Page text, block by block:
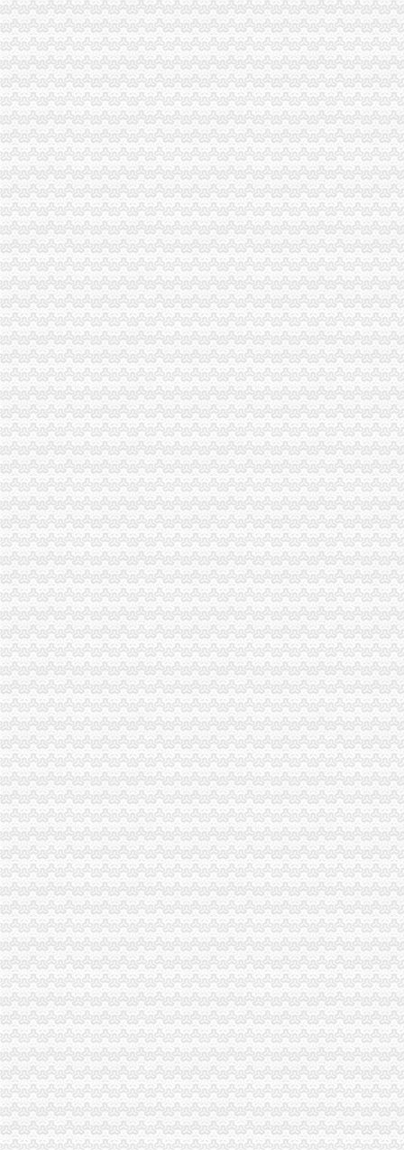
苏州注册公司_苏州代理记账_苏州代办营业执照_苏州新区|吴中区|吴江|
虎丘新区苏州物业资质代理物业公司营业执照办理【今日推荐网-苏州
经开区代办营业执照
经开区工商局颁发批经营场所登记申报承诺制营业执照
浏经开区第一张电子营业执照新鲜出炉了_搜狐财经_搜狐网
注册资金100万的营业执照转让经开区的地址-昆明58同城
【开公司办营业执照哪家快？重庆江北代办营业执照【渝盾】快】
邯郸经开区营业执照办理全程电子化_河北新闻网
长生桥代办营业执照
代办个体户营业执照卫生许可证和税务要多少钱多长时间_卫生_匿名_
广州市长照长有企业管理有限公司_【信用信息_诉讼信息_财务信息_注
中国邮政集团公司重庆市南岸区长生桥邮政支局
在番禺如何快速注册公司【今日推荐网-广州工商/税务/财务】
【58同城】重庆南岸长生桥资质证书办理_企业资质代理_资质代办机构
南坪代办营业执照
重庆市泛亚保险代理有限公司南岸区南坪营业部_【电话地址_招聘信息
南岸区代办营业执照的流程-重庆商业街-重庆购物狂
代办公司、个体营业执照、代理记帐_秦岛工商注册_秦岛列表网
【重庆营业执照代办公司注册】-专利注册-重庆赶集网
重庆南坪代理记账纳税申报公司变更南坪工商注册-重庆酷易搜
南岸区代办营业执照流程
代理公司注册_公司变更_工商注册代理代办_注册公司流程及费用-重庆
百业网_为企业,做推广
重庆代办埃塞俄比亚签证_重庆埃塞俄比亚签证代办流程378_重庆签证
重庆公司变更：申请公司执照免费代办啦-重庆爱问分类
丰台区代办营业执照,丰台区代办营业执照流程及费用|北京公司注册
重庆代办营业执照
璧山代账,璧山工商代办,璧山营业执照代办,璧山代帐,重庆曙睿财
重庆助代理注册公司营业执照正规合法便捷高效-商务服务
【重庆公司代办价格慢牛工商代办费用500元】-易龙商务网
重庆公司注册低至300元,验资增资,代办分公司,个体户,进出口
重庆代理记帐|重庆财务公司|重庆文秋财务咨询有限公司|重庆工商代办
南岸区代办营业执照
卓越国虹时代中心写字楼出售,南岸新地标纯办公区现房挑高5.1米
南岸区营业执照代办_志趣网
重庆南岸代办理营业执照代办公司营业执照-益记财务公司_【会计服务
重庆南岸区个体户营业执照办理办个体户_搜问问
重庆南岸区代办公司营业执照_南坪代理公司注册_个体户工商登记_开